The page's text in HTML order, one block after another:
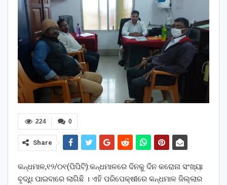
0
224
Share
କନ୍ଧମାଳ,୧୨/୦୧(ପିପିଟି):କନ୍ଧମାଳରେ ଦିନକୁ ଦିନ କରୋନା ସଂଖ୍ୟା
ବୃଦ୍ଧି ପାଇବାରେ ଲାଗିଛି । ଏହି ପରିପେକ୍ଷୀରେ କନ୍ଧମାଳ ଜିଲ୍ଲାର